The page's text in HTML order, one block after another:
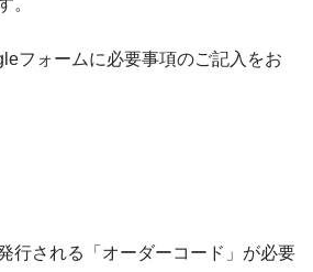
。
フォームに必要事項のご記入をお
行される「オーダーコード」が必要